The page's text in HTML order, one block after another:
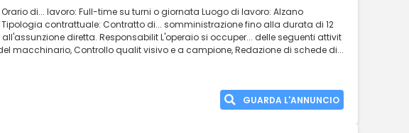
Orario di... lavoro: Full-time su turni o giornata Luogo di lavoro: Alzano
contrattuale: Contratto di... somministrazione fino alla durata di 12
diretta. Responsabilit L'operaio si occuper... delle seguenti attivit
macchinario, Controllo qualit visivo e a campione, Redazione di schede di...
GUARDA L'ANNUNCIO